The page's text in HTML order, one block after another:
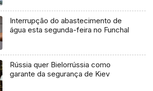
Interrupção do abastecimento de
água esta segunda-feira no Funchal
Rússia quer Bielorrússia como
garante da segurança de Kiev